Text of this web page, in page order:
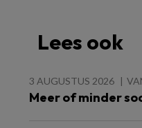
Lees ook
3 AUGUSTUS 2026
Meer of minder